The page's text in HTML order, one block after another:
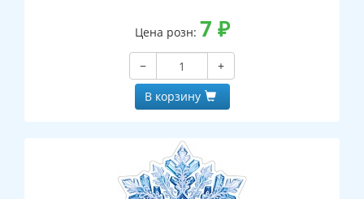
Цена розн: 7 ₽
−
+
В корзину